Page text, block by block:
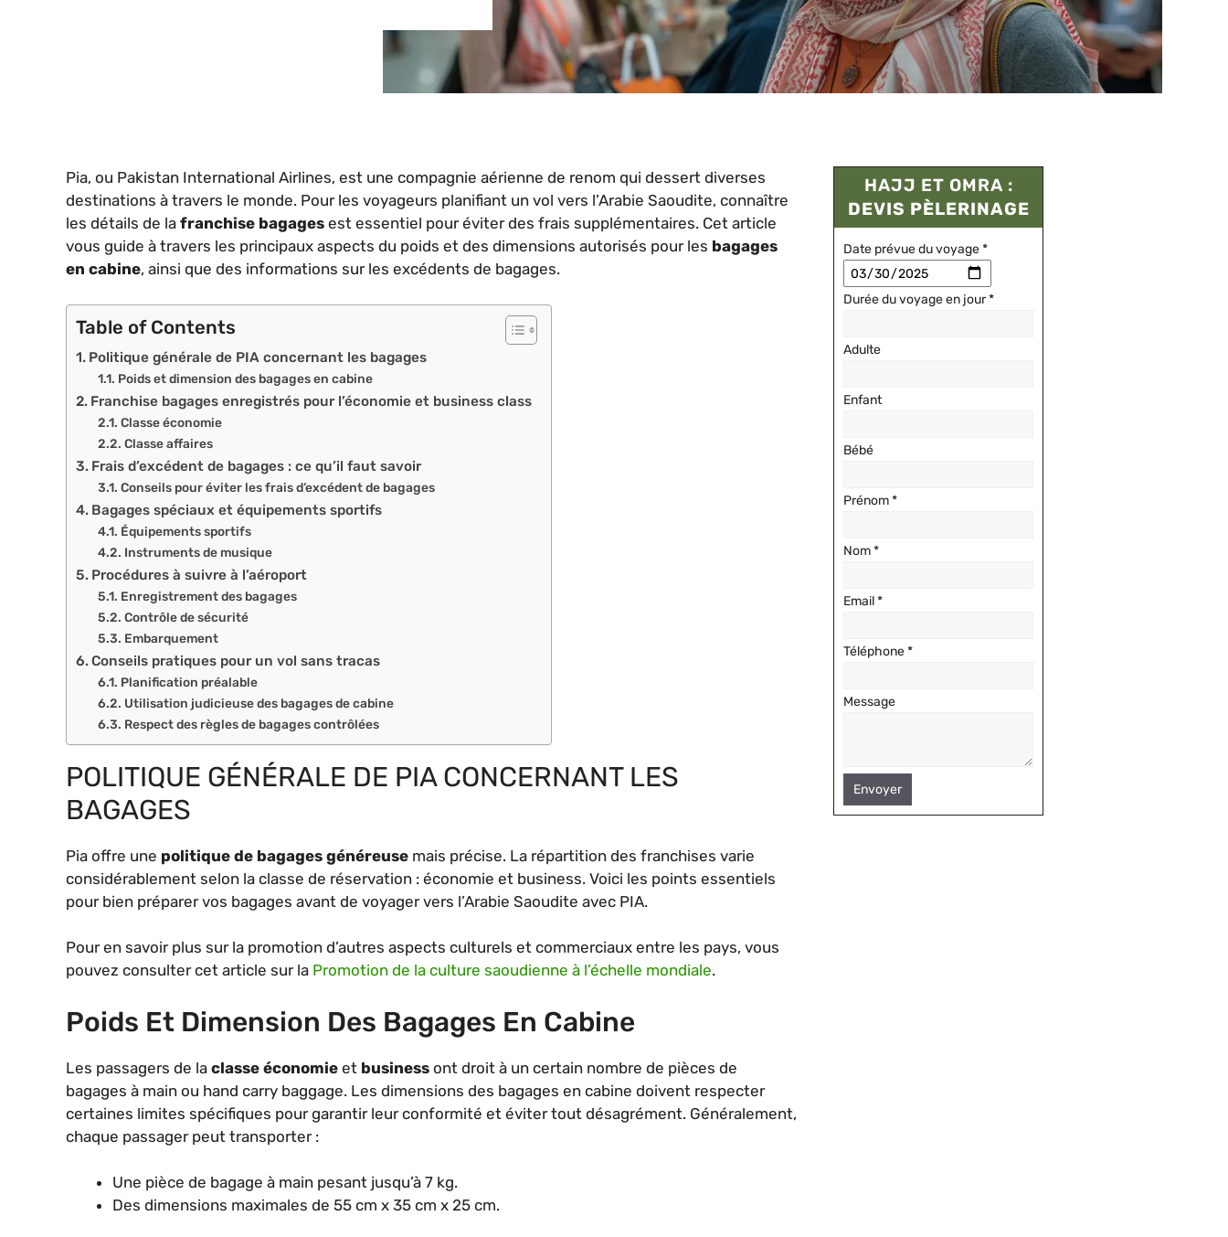
Pia, ou Pakistan International Airlines, est une compagnie aérienne de renom qui dessert diverses
destinations à travers le monde. Pour les voyageurs planifiant un vol vers l’Arabie Saoudite, connaître
les détails de la franchise bagages est essentiel pour éviter des frais supplémentaires. Cet article
vous guide à travers les principaux aspects du poids et des dimensions autorisés pour les bagages
en cabine, ainsi que des informations sur les excédents de bagages.
Table of Contents
Politique générale de PIA concernant les bagages
Poids et dimension des bagages en cabine
Franchise bagages enregistrés pour l’économie et business class
Classe économie
Classe affaires
Frais d’excédent de bagages : ce qu’il faut savoir
Conseils pour éviter les frais d’excédent de bagages
Bagages spéciaux et équipements sportifs
Équipements sportifs
Instruments de musique
Procédures à suivre à l’aéroport
Enregistrement des bagages
Contrôle de sécurité
Embarquement
Conseils pratiques pour un vol sans tracas
Planification préalable
Utilisation judicieuse des bagages de cabine
Respect des règles de bagages contrôlées
POLITIQUE GÉNÉRALE DE PIA CONCERNANT LES
BAGAGES
Pia offre une politique de bagages généreuse mais précise. La répartition des franchises varie
considérablement selon la classe de réservation : économie et business. Voici les points essentiels
pour bien préparer vos bagages avant de voyager vers l’Arabie Saoudite avec PIA.
Pour en savoir plus sur la promotion d’autres aspects culturels et commerciaux entre les pays, vous
pouvez consulter cet article sur la Promotion de la culture saoudienne à l’échelle mondiale.
Poids Et Dimension Des Bagages En Cabine
Les passagers de la classe économie et business ont droit à un certain nombre de pièces de
bagages à main ou hand carry baggage. Les dimensions des bagages en cabine doivent respecter
certaines limites spécifiques pour garantir leur conformité et éviter tout désagrément. Généralement,
chaque passager peut transporter :
Une pièce de bagage à main pesant jusqu’à 7 kg.
Des dimensions maximales de 55 cm x 35 cm x 25 cm.
HAJJ ET OMRA :
DEVIS PÈLERINAGE
Date prévue du voyage*
Durée du voyage en jour*
Adulte
Enfant
Bébé
Prénom*
Nom*
Email*
Téléphone*
Message
Envoyer